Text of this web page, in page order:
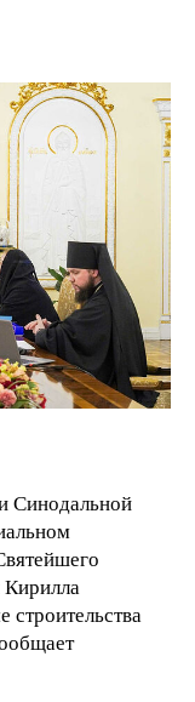
Синодальной
Кирилла